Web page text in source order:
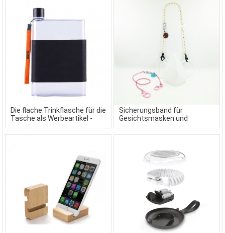
Die flache Trinkflasche für die
Tasche als Werbeartikel -
BPA frei
Sicherungsband für
Gesichtsmasken und
Mundschutz